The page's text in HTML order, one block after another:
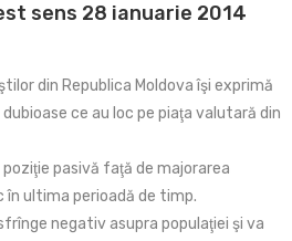
sens 28 ianuarie 2014
din Republica Moldova îşi exprimă
ce au loc pe piaţa valutară din
pasivă faţă de majorarea
în ultima perioadă de timp.
negativ asupra populaţiei şi va